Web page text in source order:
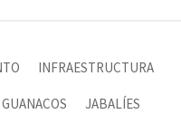
INFRAESTRUCTURA
GUANACOS JABALÍES